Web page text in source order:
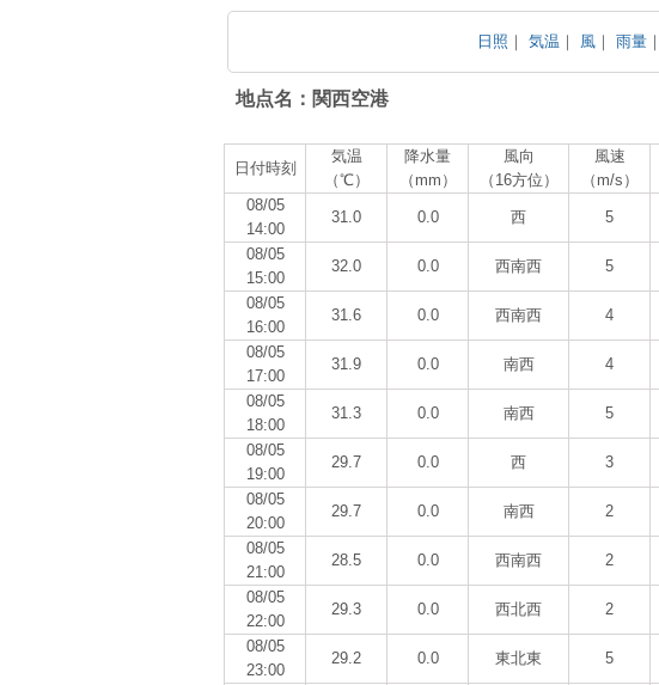
日照 ｜ 気温 ｜ 風｜ 雨量｜
地点名：関西空港
日付時刻
気温
（℃）
降水量
（mm）
風向
（16方位）
風速
（m/s）
08/05
14:00
31.0 0.0 西 5
08/05
15:00
32.0 0.0 西南西 5
08/05
16:00
31.6 0.0 西南西 4
08/05
17:00
31.9 0.0 南西 4
08/05
18:00
31.3 0.0 南西 5
08/05
19:00
29.7 0.0 西 3
08/05
20:00
29.7 0.0 南西 2
08/05
21:00
28.5 0.0 西南西 2
08/05
22:00
29.3 0.0 西北西 2
08/05
23:00
29.2 0.0 東北東 5